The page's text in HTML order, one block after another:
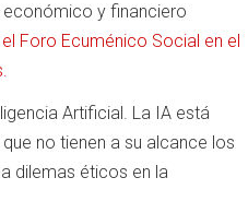
y financiero
Foro Ecuménico Social en el
Artificial. La IA está
no tienen a su alcance los
dilemas éticos en la